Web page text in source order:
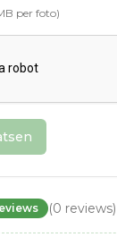
per foto)
(0 reviews)